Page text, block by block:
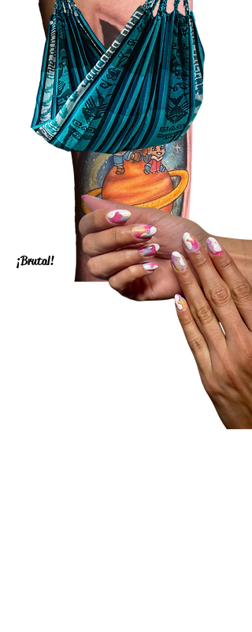
¡Brutal!